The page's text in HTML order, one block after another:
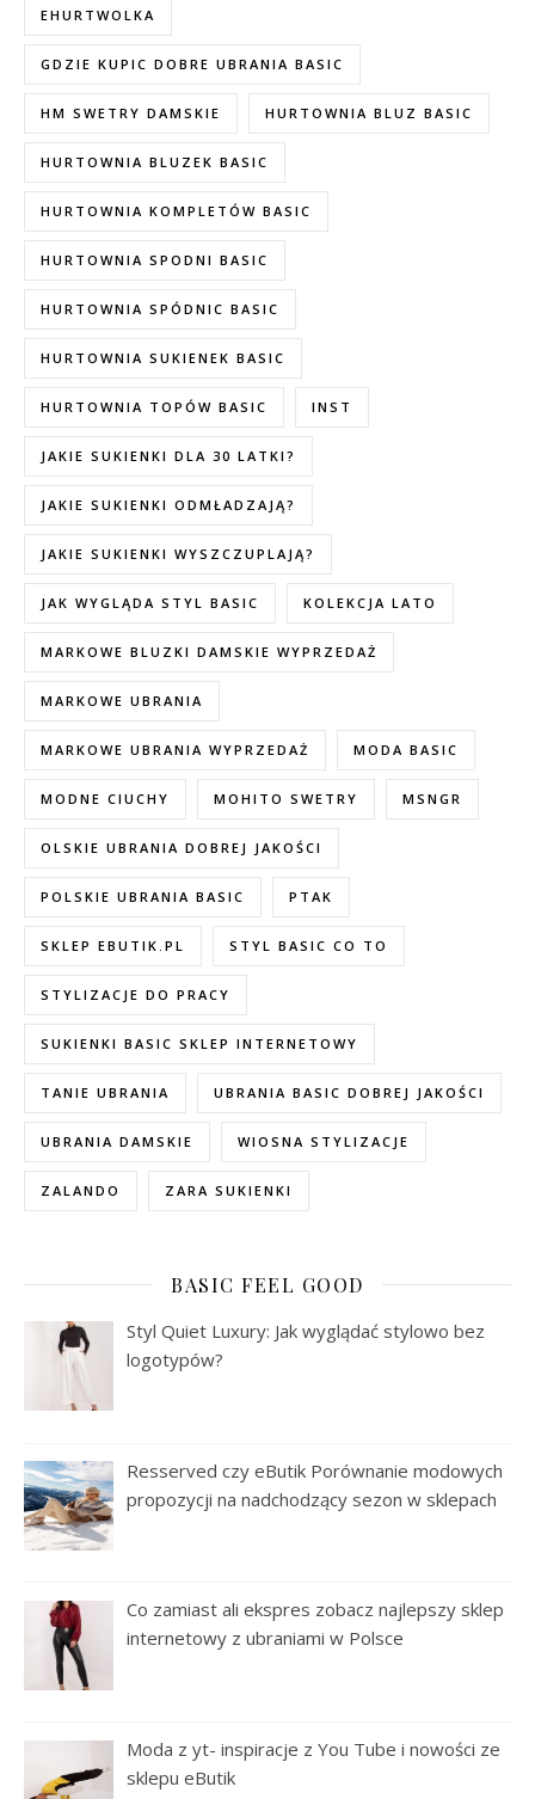
EHURTWOLKA
GDZIE KUPIC DOBRE UBRANIA BASIC
HM SWETRY DAMSKIE HURTOWNIA BLUZ BASIC
HURTOWNIA BLUZEK BASIC
HURTOWNIA KOMPLETÓW BASIC
HURTOWNIA SPODNI BASIC
HURTOWNIA SPÓDNIC BASIC
HURTOWNIA SUKIENEK BASIC
HURTOWNIA TOPÓW BASIC INST
JAKIE SUKIENKI DLA 30 LATKI?
JAKIE SUKIENKI ODMŁADZAJĄ?
JAKIE SUKIENKI WYSZCZUPLAJĄ?
JAK WYGLĄDA STYL BASIC KOLEKCJA LATO
MARKOWE BLUZKI DAMSKIE WYPRZEDAŻ
MARKOWE UBRANIA
MARKOWE UBRANIA WYPRZEDAŻ MODA BASIC
MODNE CIUCHY MOHITO SWETRY MSNGR
OLSKIE UBRANIA DOBREJ JAKOŚCI
POLSKIE UBRANIA BASIC PTAK
SKLEP EBUTIK.PL STYL BASIC CO TO
STYLIZACJE DO PRACY
SUKIENKI BASIC SKLEP INTERNETOWY
TANIE UBRANIA UBRANIA BASIC DOBREJ JAKOŚCI
UBRANIA DAMSKIE WIOSNA STYLIZACJE
ZALANDO ZARA SUKIENKI
BASIC FEEL GOOD
Styl Quiet Luxury: Jak wyglądać stylowo bez
logotypów?
Resserved czy eButik Porównanie modowych
propozycji na nadchodzący sezon w sklepach
Co zamiast ali ekspres zobacz najlepszy sklep
internetowy z ubraniami w Polsce
Moda z yt- inspiracje z You Tube i nowości ze
sklepu eButik